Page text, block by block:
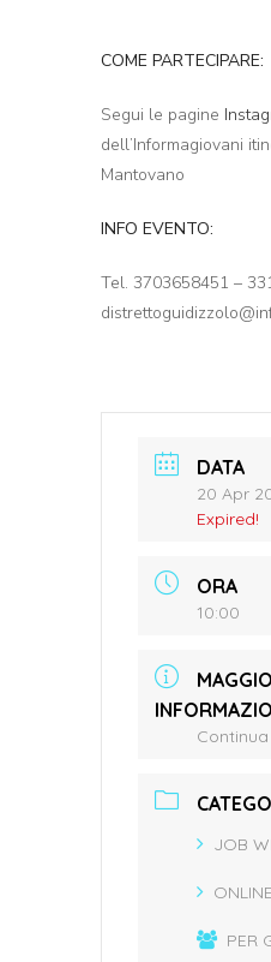
COME PARTECIPARE:
Segui le pagine
dell’Informagiovani
Mantovano
INFO EVENTO:
Tel. 3703658451 –
DATA
20 Apr
Expired!
ORA
10:00
JOB
ONLINE
PER